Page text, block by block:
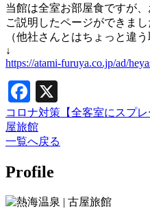
当館は全室お部屋食ですが
ご説明したページができま
（他社さんとはちょっと違
↓
https://atami-furuya.co.jp/ad/
Facebook
コロナ対策【全客室にスプ
屋旅館
一覧へ戻る
Profile